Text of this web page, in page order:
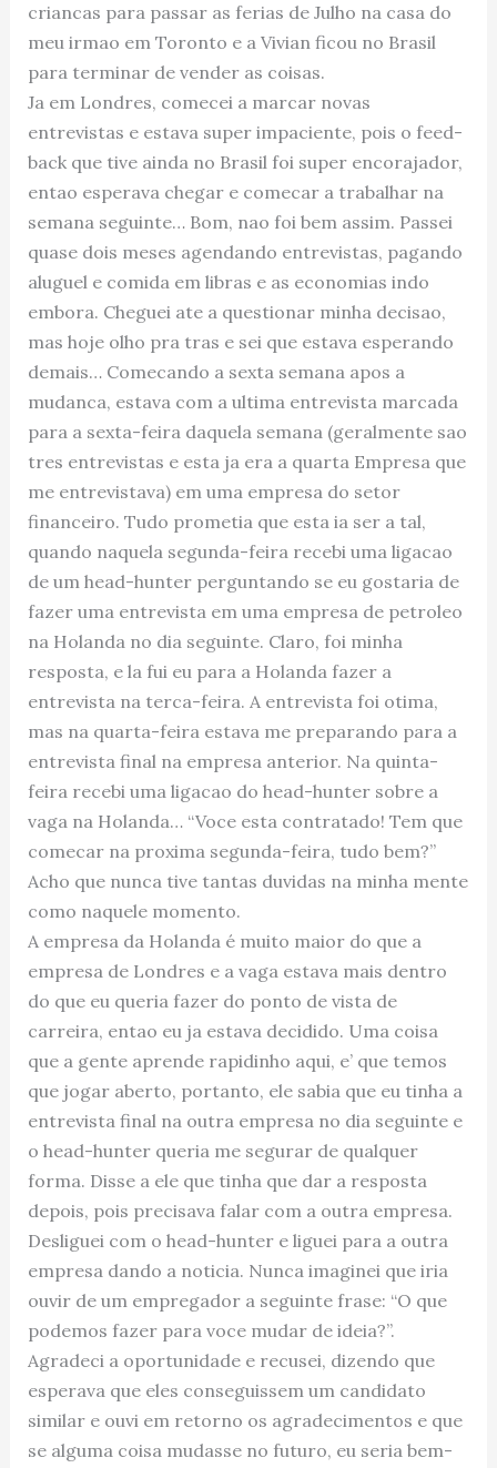
criancas para passar as ferias de Julho na casa do
meu irmao em Toronto e a Vivian ficou no Brasil
para terminar de vender as coisas.
Ja em Londres, comecei a marcar novas
entrevistas e estava super impaciente, pois o feed-
back que tive ainda no Brasil foi super encorajador,
entao esperava chegar e comecar a trabalhar na
semana seguinte… Bom, nao foi bem assim. Passei
quase dois meses agendando entrevistas, pagando
aluguel e comida em libras e as economias indo
embora. Cheguei ate a questionar minha decisao,
mas hoje olho pra tras e sei que estava esperando
demais… Comecando a sexta semana apos a
mudanca, estava com a ultima entrevista marcada
para a sexta-feira daquela semana (geralmente sao
tres entrevistas e esta ja era a quarta Empresa que
me entrevistava) em uma empresa do setor
financeiro. Tudo prometia que esta ia ser a tal,
quando naquela segunda-feira recebi uma ligacao
de um head-hunter perguntando se eu gostaria de
fazer uma entrevista em uma empresa de petroleo
na Holanda no dia seguinte. Claro, foi minha
resposta, e la fui eu para a Holanda fazer a
entrevista na terca-feira. A entrevista foi otima,
mas na quarta-feira estava me preparando para a
entrevista final na empresa anterior. Na quinta-
feira recebi uma ligacao do head-hunter sobre a
vaga na Holanda… “Voce esta contratado! Tem que
comecar na proxima segunda-feira, tudo bem?”
Acho que nunca tive tantas duvidas na minha mente
como naquele momento.
A empresa da Holanda é muito maior do que a
empresa de Londres e a vaga estava mais dentro
do que eu queria fazer do ponto de vista de
carreira, entao eu ja estava decidido. Uma coisa
que a gente aprende rapidinho aqui, e’ que temos
que jogar aberto, portanto, ele sabia que eu tinha a
entrevista final na outra empresa no dia seguinte e
o head-hunter queria me segurar de qualquer
forma. Disse a ele que tinha que dar a resposta
depois, pois precisava falar com a outra empresa.
Desliguei com o head-hunter e liguei para a outra
empresa dando a noticia. Nunca imaginei que iria
ouvir de um empregador a seguinte frase: “O que
podemos fazer para voce mudar de ideia?”.
Agradeci a oportunidade e recusei, dizendo que
esperava que eles conseguissem um candidato
similar e ouvi em retorno os agradecimentos e que
se alguma coisa mudasse no futuro, eu seria bem-